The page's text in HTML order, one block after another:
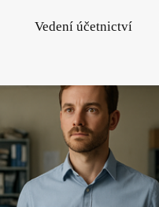
Vedení účetnictví